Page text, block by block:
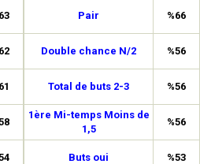
Pair %66
Double chance N/2 %56
Total de buts 2-3 %56
1ère Mi-temps Moins de
1,5
%56
Buts oui %53